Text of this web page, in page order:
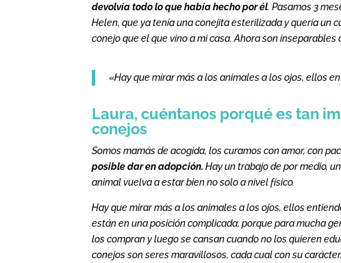
devolvía todo lo que había hecho por él. Pasamos 3
Helen, que ya tenía una conejita esterilizada y quería un
conejo que el que vino a mi casa. Ahora son
«Hay que mirar más a los animales a los ojos, ellos
Laura, cuéntanos porqué es tan
conejos
Somos mamás de acogida, los curamos con amor, con
posible dar en adopción. Hay un trabajo de por medio,
animal vuelva a estar bien no solo a nivel físico.
Hay que mirar más a los animales a los ojos, ellos
están en una posición complicada, porque para mucha
los compran y luego se cansan cuando no los quieren
conejos son seres maravillosos, cada cual con su